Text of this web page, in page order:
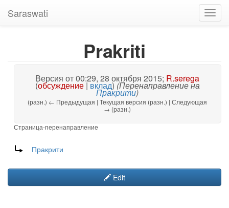
Saraswati
Prakriti
Версия от 00:29, 28 октября 2015; R.serega
(обсуждение|вклад)(Перенаправление на
Пракрити)
(разн.) ← Предыдущая | Текущая версия (разн.) | Следующая
→ (разн.)
Страница-перенаправление
Перенаправление на:
Пракрити
Edit